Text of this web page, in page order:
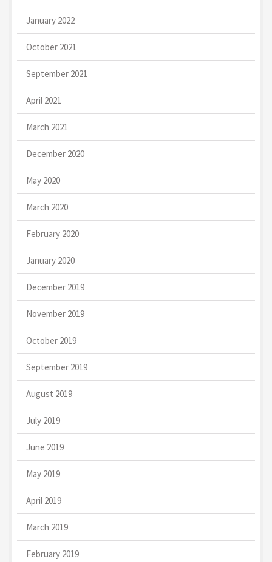
January 2022
October 2021
September 2021
April 2021
March 2021
December 2020
May 2020
March 2020
February 2020
January 2020
December 2019
November 2019
October 2019
September 2019
August 2019
July 2019
June 2019
May 2019
April 2019
March 2019
February 2019